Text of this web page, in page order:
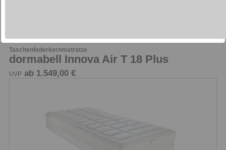
Taschenfederkernmatratze
dormabell Innova Air T 18 Plus
UVP ab 1.549,00 €